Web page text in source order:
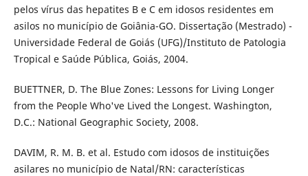
pelos vírus das hepatites B e C em idosos residentes em
asilos no município de Goiânia-GO. Dissertação (Mestrado) -
Universidade Federal de Goiás (UFG)/Instituto de Patologia
Tropical e Saúde Pública, Goiás, 2004.
BUETTNER, D. The Blue Zones: Lessons for Living Longer
from the People Who've Lived the Longest. Washington,
D.C.: National Geographic Society, 2008.
DAVIM, R. M. B. et al. Estudo com idosos de instituições
asilares no município de Natal/RN: características